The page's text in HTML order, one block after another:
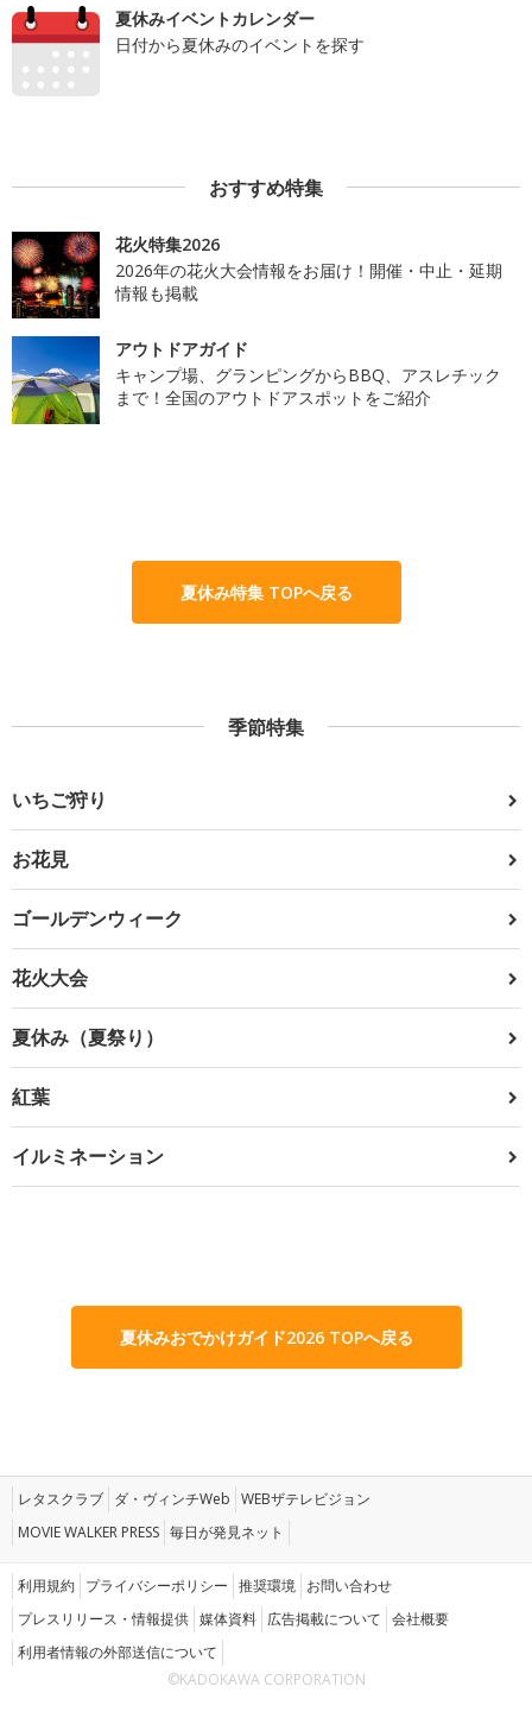
夏休みイベントカレンダー
日付から夏休みのイベントを探す
おすすめ特集
花火特集2026
2026年の花火大会情報をお届け！開催・中止・延期
情報も掲載
アウトドアガイド
キャンプ場、グランピングからBBQ、アスレチック
まで！全国のアウトドアスポットをご紹介
夏休み特集 TOPへ戻る
季節特集
いちご狩り
お花見
ゴールデンウィーク
花火大会
夏休み（夏祭り）
紅葉
イルミネーション
夏休みおでかけガイド2026 TOPへ戻る
レタスクラブ ダ・ヴィンチWeb WEBザテレビジョン
MOVIE WALKER PRESS 毎日が発見ネット
利用規約 プライバシーポリシー 推奨環境 お問い合わせ
プレスリリース・情報提供 媒体資料 広告掲載について 会社概要
利用者情報の外部送信について
©KADOKAWA CORPORATION